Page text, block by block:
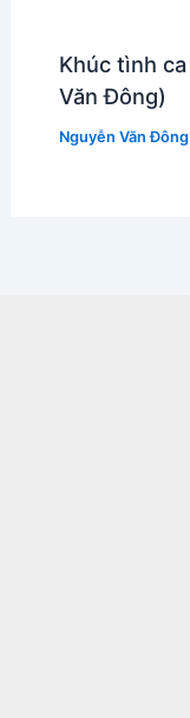
Khúc tình
Văn Đông)
Nguyễn Văn Đông